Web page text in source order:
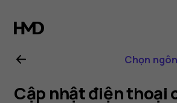
Hướng
dẫn
sử
Chọn
Cập nhật điện thoại